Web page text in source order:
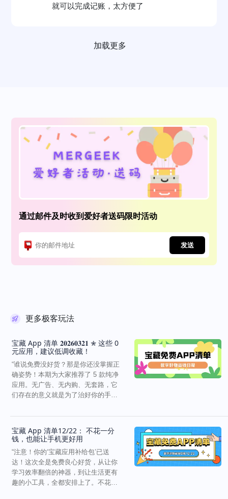
就可以完成记账，太方便了
加载更多
通过邮件及时收到爱好者送码限时活动
发送
更多极客玩法
宝藏 App 清单 𝟐𝟎𝟐𝟔𝟎𝟑𝟐𝟏 ✮ 这些 0
元应用，建议低调收藏！
“谁说免费没好货？那是你还没掌握正
确姿势！本期为大家推荐了 5 款纯净
应用。无广告、无内购、无套路，它
们存在的意义就是为了治好你的手机
宝藏 App 清单12/22： 不花一分
钱，也能让手机更好用
“注意！你的‘宝藏应用补给包’已送
达！这次全是免费良心好货，从让你
学习效率翻倍的神器，到让生活更有
趣的小工具，全都安排上了。不花一